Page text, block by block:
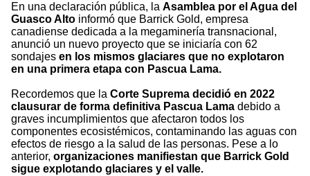
En una declaración pública, la Asamblea por el Agua del
Guasco Alto informó que Barrick Gold, empresa
canadiense dedicada a la megaminería transnacional,
anunció un nuevo proyecto que se iniciaría con 62
sondajes en los mismos glaciares que no explotaron
en una primera etapa con Pascua Lama.
Recordemos que la Corte Suprema decidió en 2022
clausurar de forma definitiva Pascua Lama debido a
graves incumplimientos que afectaron todos los
componentes ecosistémicos, contaminando las aguas con
efectos de riesgo a la salud de las personas. Pese a lo
anterior, organizaciones manifiestan que Barrick Gold
sigue explotando glaciares y el valle.